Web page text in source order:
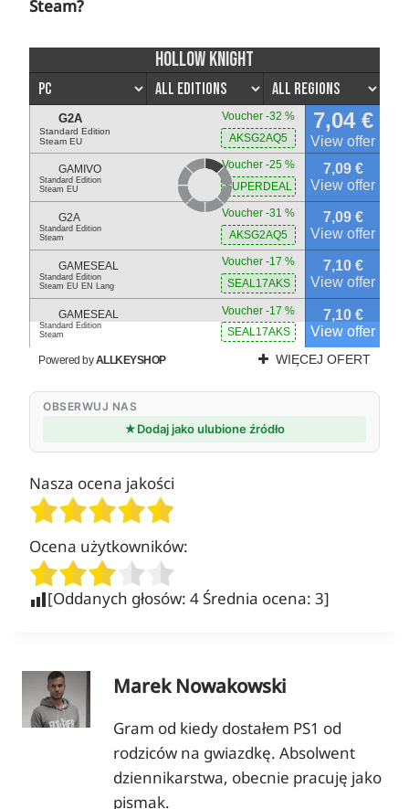
Steam?
OBSERWUJ NAS
★Dodaj jako ulubione źródło
Nasza ocena jakości
Ocena użytkowników:
[Oddanych głosów: 4Średnia ocena: 3]
Marek Nowakowski
Gram od kiedy dostałem PS1 od
rodziców na gwiazdkę. Absolwent
dziennikarstwa, obecnie pracuję jako
pismak.